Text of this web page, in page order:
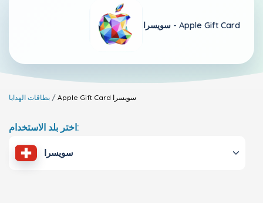
سويسرا - Apple Gift Card
بطاقات الهدايا Apple Gift Card سويسرا
اختر بلد الاستخدام:
سويسرا